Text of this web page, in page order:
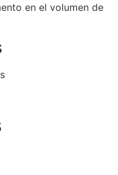
en el volumen de